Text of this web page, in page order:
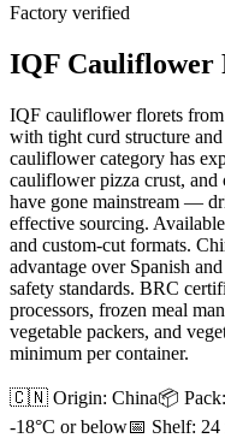
Factory verified
IQF Cauliflower
IQF cauliflower florets
with tight curd structure
cauliflower category has
cauliflower pizza crust,
have gone mainstream —
effective sourcing.
and custom-cut formats.
advantage over Spanish
safety standards. BRC
processors, frozen meal
vegetable packers, and
minimum per container.
🇨🇳 Origin: China📦 Pack:
-18°C or below📅 Shelf: 24